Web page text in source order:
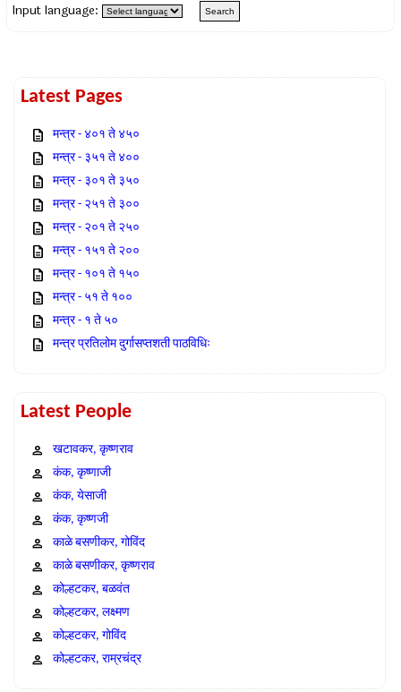
Input language:
Latest Pages
मन्त्र - ४०१ ते ४५०
मन्त्र - ३५१ ते ४००
मन्त्र - ३०१ ते ३५०
मन्त्र - २५१ ते ३००
मन्त्र - २०१ ते २५०
मन्त्र - १५१ ते २००
मन्त्र - १०१ ते १५०
मन्त्र - ५१ ते १००
मन्त्र - १ ते ५०
मन्त्र प्रतिलोम दुर्गासप्तशती पाठविधिः
Latest People
खटावकर, कृष्णराव
कंक, कृष्णाजी
कंक, येसाजी
कंक, कृष्णजी
काळे बसणीकर, गोविंद
काळे बसणीकर, कृष्णराव
कोल्हटकर, बळवंत
कोल्हटकर, लक्ष्मण
कोल्हटकर, गोविंद
कोल्हटकर, राम्रचंद्र